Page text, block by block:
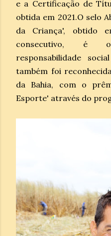
e a Certificação de
obtida em 2021.O selo
da Criança', obtido
consecutivo, é
responsabilidade
também foi
da Bahia, com o
Esporte' através do